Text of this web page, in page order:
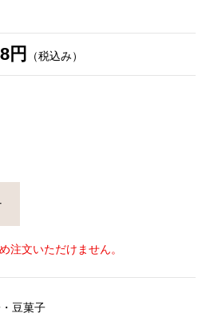
円 （税込み）
注文いただけません。
豆菓子